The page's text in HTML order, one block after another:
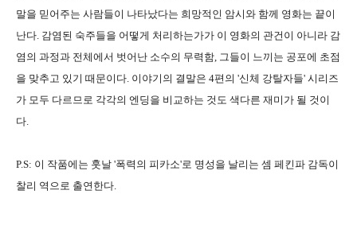
말을 믿어주는 사람들이 나타났다는 희망적인 암시와 함께 영화는 끝이
난다. 감염된 숙주들을 어떻게 처리하는가가 이 영화의 관건이 아니라 감
염의 과정과 전체에서 벗어난 소수의 무력함, 그들이 느끼는 공포에 초점
을 맞추고 있기 때문이다. 이야기의 결말은 4편의 '신체 강탈자들' 시리즈
가 모두 다르므로 각각의 엔딩을 비교하는 것도 색다른 재미가 될 것이
다.
P.S: 이 작품에는 훗날 '폭력의 피카소'로 명성을 날리는 셈 페킨파 감독이
찰리 역으로 출연한다.